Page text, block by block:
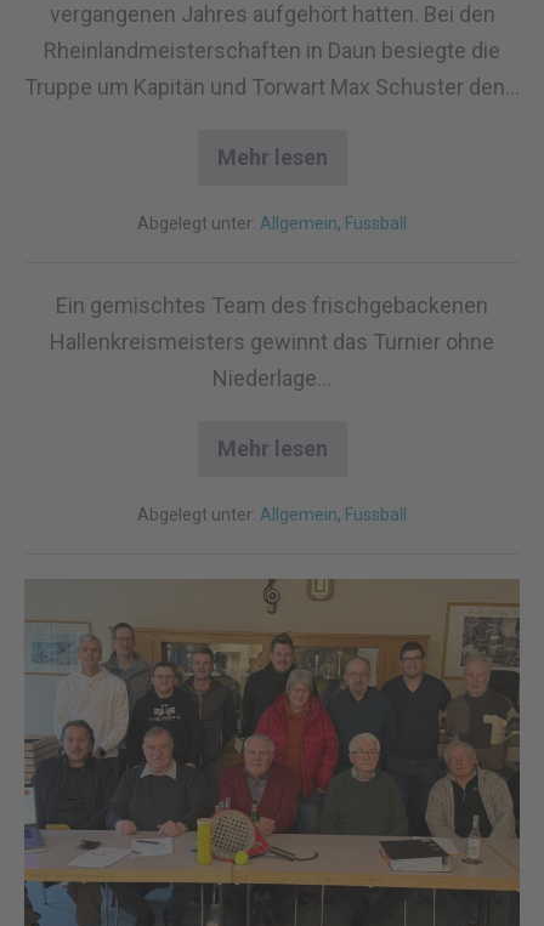
vergangenen Jahres aufgehört hatten. Bei den
Rheinlandmeisterschaften in Daun besiegte die
Truppe um Kapitän und Torwart Max Schuster den…
Mehr lesen
Abgelegt unter: Allgemein, Fussball
Ein gemischtes Team des frischgebackenen
Hallenkreismeisters gewinnt das Turnier ohne
Niederlage…
Mehr lesen
Abgelegt unter: Allgemein, Fussball